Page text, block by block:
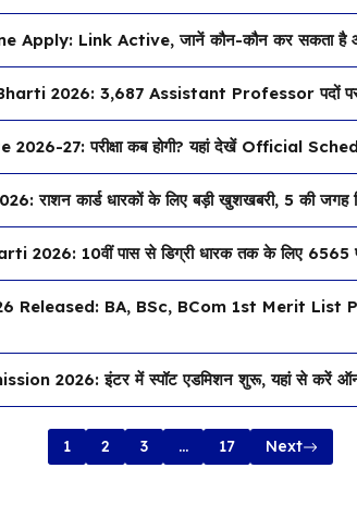
Link Active, जानें कौन-कौन कर सकता है
2026: 3,687 Assistant Professor पदों पर
27: परीक्षा कब होगी? यहां देखें Official
कार्ड धारकों के लिए बड़ी खुशखबरी, 5 की जगह
2026: 10वीं पास से डिग्री धारक तक के लिए 6565
BA, BSc, BCom 1st Merit List
2026: इंटर में स्पॉट एडमिशन शुरू, यहां से करें
1 2 3 … 17 Next